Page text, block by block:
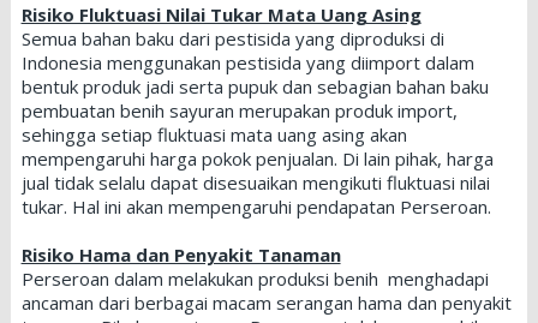
Risiko Fluktuasi Nilai Tukar Mata Uang Asing
Semua bahan baku dari pestisida yang diproduksi di
Indonesia menggunakan pestisida yang diimport dalam
bentuk produk jadi serta pupuk dan sebagian bahan baku
pembuatan benih sayuran merupakan produk import,
sehingga setiap fluktuasi mata uang asing akan
mempengaruhi harga pokok penjualan. Di lain pihak, harga
jual tidak selalu dapat disesuaikan mengikuti fluktuasi nilai
tukar. Hal ini akan mempengaruhi pendapatan Perseroan.
Risiko Hama dan Penyakit Tanaman
Perseroan dalam melakukan produksi benih menghadapi
ancaman dari berbagai macam serangan hama dan penyakit